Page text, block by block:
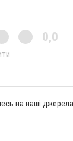
0,0
на наші джерела